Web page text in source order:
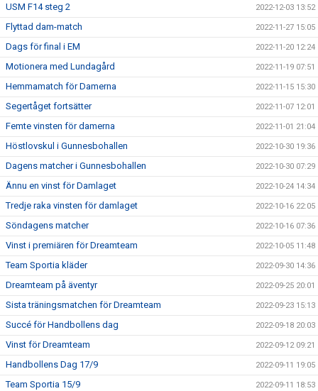
USM F14 steg 2 2022-12-03 13:52
Flyttad dam-match 2022-11-27 15:05
Dags för final i EM 2022-11-20 12:24
Motionera med Lundagård 2022-11-19 07:51
Hemmamatch för Damerna 2022-11-15 15:30
Segertåget fortsätter 2022-11-07 12:01
Femte vinsten för damerna 2022-11-01 21:04
Höstlovskul i Gunnesbohallen 2022-10-30 19:36
Dagens matcher i Gunnesbohallen 2022-10-30 07:29
Ännu en vinst för Damlaget 2022-10-24 14:34
Tredje raka vinsten för damlaget 2022-10-16 22:05
Söndagens matcher 2022-10-16 07:36
Vinst i premiären för Dreamteam 2022-10-05 11:48
Team Sportia kläder 2022-09-30 14:36
Dreamteam på äventyr 2022-09-25 20:01
Sista träningsmatchen för Dreamteam 2022-09-23 15:13
Succé för Handbollens dag 2022-09-18 20:03
Vinst för Dreamteam 2022-09-12 09:21
Handbollens Dag 17/9 2022-09-11 19:05
Team Sportia 15/9 2022-09-11 18:53